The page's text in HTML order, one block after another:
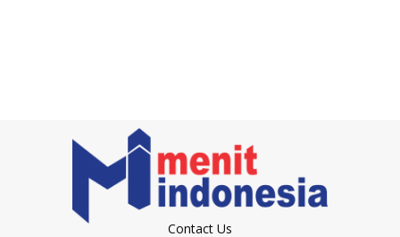
Contact Us